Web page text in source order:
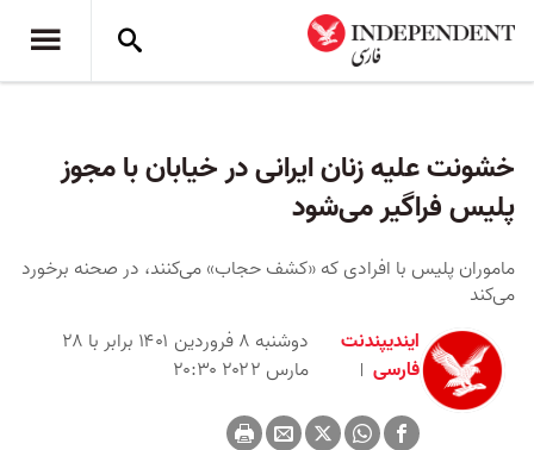
خشونت علیه زنان ایرانی در خیابان با مجوز
پلیس فراگیر می‌شود
ماموران پلیس با افرادی که «کشف حجاب» می‌کنند، در صحنه برخورد
می‌کند
ایندیپندنت
فارسی
دوشنبه ۸ فروردین ۱۴۰۱ برابر با ۲۸
مارس ۲۰۲۲ ۲۰:۳۰